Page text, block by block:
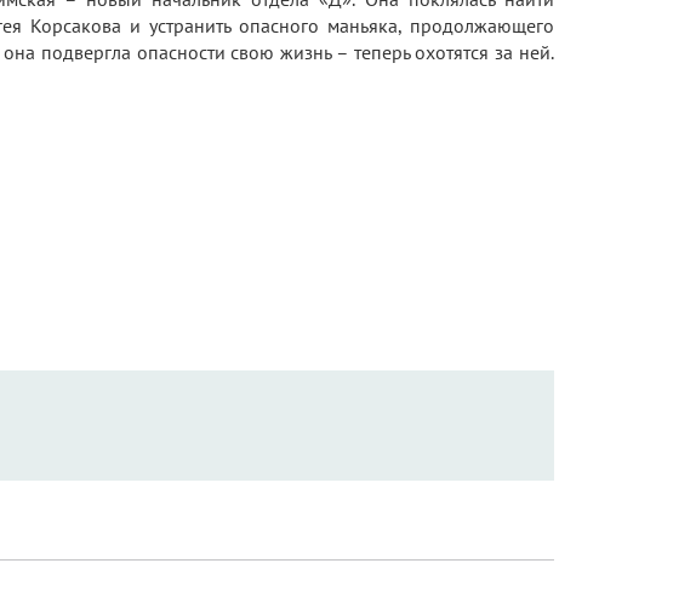
Корсакова и устранить опасного маньяка, продолжающего
подвергла опасности свою жизнь – теперь охотятся за ней.